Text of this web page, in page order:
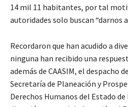
14 mil 11 habitantes, por tal
autoridades solo buscan “darnos
Recordaron que han acudido a
ninguna han recibido una
además de CAASIM, el despacho
Secretaría de Planeación y
Derechos Humanos del Estado